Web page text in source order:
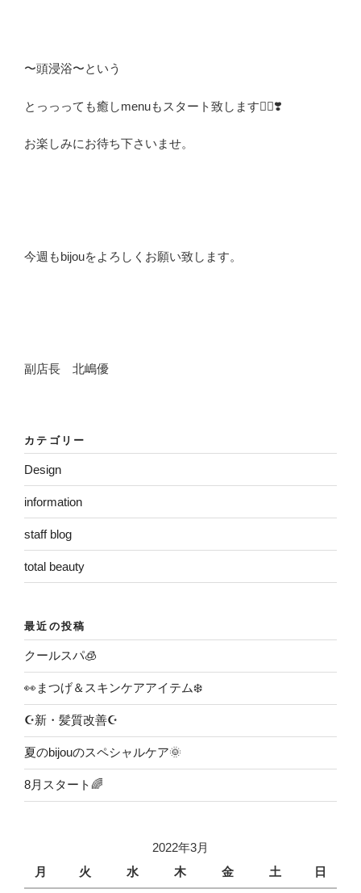
〜頭浸浴〜という
とっっっても癒しmenuもスタート致します🙇‍♀️❣️
お楽しみにお待ち下さいませ。
今週もbijouをよろしくお願い致します。
副店長 北嶋優
カテゴリー
Design
information
staff blog
total beauty
最近の投稿
クールスパ🧊
👀まつげ＆スキンケアアイテム❄️
☪️新・髪質改善☪️
夏のbijouのスペシャルケア🌞
8月スタート🌈
2022年3月
月
火 水 木 金 土 日